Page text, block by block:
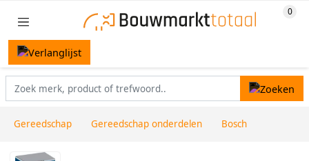
Gereedschap Gereedschap onderdelen Bosch